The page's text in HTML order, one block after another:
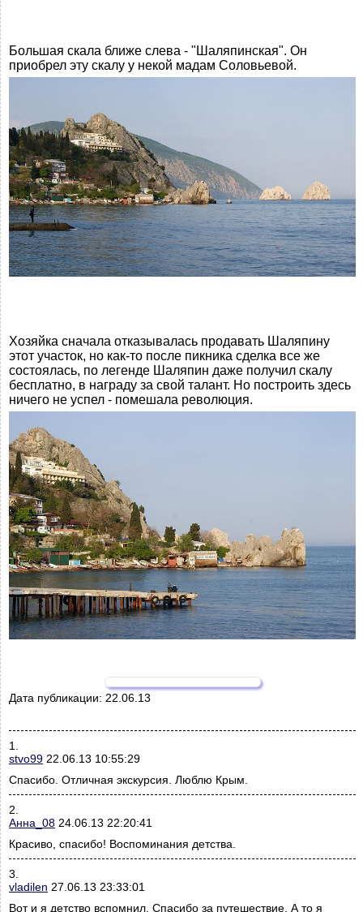
Большая скала ближе слева - "Шаляпинская". Он
приобрел эту скалу у некой мадам Соловьевой.
Хозяйка сначала отказывалась продавать Шаляпину
этот участок, но как-то после пикника сделка все же
состоялась, по легенде Шаляпин даже получил скалу
бесплатно, в награду за свой талант. Но построить здесь
ничего не успел - помешала революция.
Дата публикации: 22.06.13
1.
stvo99 22.06.13 10:55:29
Спасибо. Отличная экскурсия. Люблю Крым.
2.
Анна_08 24.06.13 22:20:41
Красиво, спасибо! Воспоминания детства.
3.
vladilen 27.06.13 23:33:01
Вот и я детство вспомнил. Спасибо за путешествие. А то я